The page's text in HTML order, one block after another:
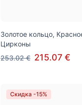
Золотое кольцо,
Цирконы
253.02 € 215.07 €
Скидка -15%